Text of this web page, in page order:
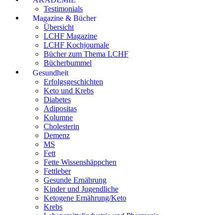
Testimonials
Magazine & Bücher
Übersicht
LCHF Magazine
LCHF Kochjournale
Bücher zum Thema LCHF
Bücherbummel
Gesundheit
Erfolgsgeschichten
Keto und Krebs
Diabetes
Adipositas
Kolumne
Cholesterin
Demenz
MS
Fett
Fette Wissenshäppchen
Fettleber
Gesunde Ernährung
Kinder und Jugendliche
Ketogene Ernährung/Keto
Krebs